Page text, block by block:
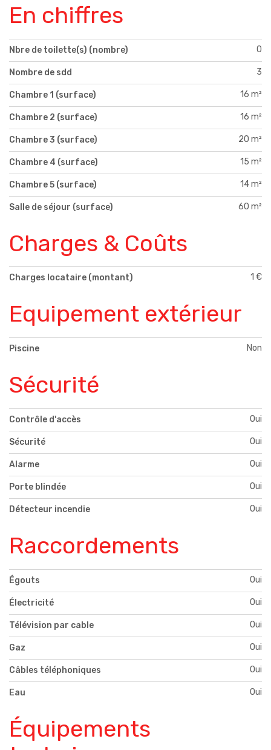
En chiffres
Nbre de toilette(s) (nombre) 0
Nombre de sdd 3
Chambre 1 (surface) 16 m²
Chambre 2 (surface) 16 m²
Chambre 3 (surface) 20 m²
Chambre 4 (surface) 15 m²
Chambre 5 (surface) 14 m²
Salle de séjour (surface) 60 m²
Charges & Coûts
Charges locataire (montant) 1 €
Equipement extérieur
Piscine Non
Sécurité
Contrôle d'accès Oui
Sécurité Oui
Alarme Oui
Porte blindée Oui
Détecteur incendie Oui
Raccordements
Égouts Oui
Électricité Oui
Télévision par cable Oui
Gaz Oui
Câbles téléphoniques Oui
Eau Oui
Équipements